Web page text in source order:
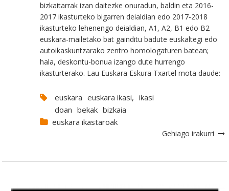
bizkaitarrak izan daitezke onuradun, baldin eta 2016-
2017 ikasturteko bigarren deialdian edo 2017-2018
ikasturteko lehenengo deialdian, A1, A2, B1 edo B2
euskara-mailetako bat gainditu badute euskaltegi edo
autoikaskuntzarako zentro homologaturen batean;
hala, deskontu-bonua izango dute hurrengo
ikasturterako. Lau Euskara Eskura Txartel mota daude:
euskara euskara ikasi, ikasi
doan bekak bizkaia
euskara ikastaroak
Gehiago irakurri